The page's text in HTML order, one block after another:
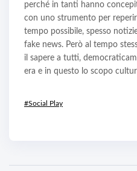
perché in tanti hanno
con uno strumento per
tempo possibile, spesso
fake news. Però al tempo
il sapere a tutti,
era e in questo lo scopo
#Social Play